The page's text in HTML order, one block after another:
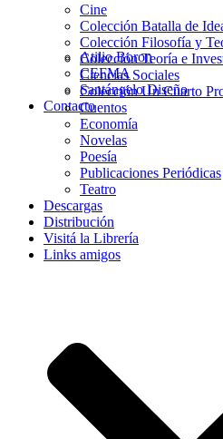
Atilio Boron
CEFMA
Santángelo Diseño
Contacto
Cine
Colección Batalla de
Colección Filosofía y
Colección Teoría e
Ciencias Sociales
Colección Un Cuarto
Cuentos
Economía
Novelas
Poesía
Publicaciones Periódicas
Teatro
Descargas
Distribución
Visitá la Librería
Links amigos